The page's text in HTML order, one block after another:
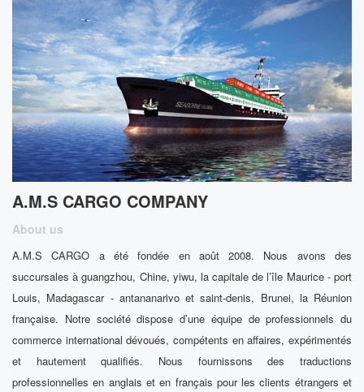
A.M.S CARGO COMPANY
About us
A.M.S CARGO a été fondée en août 2008. Nous avons des
succursales à guangzhou, Chine, yiwu, la capitale de l’île Maurice - port
Louis, Madagascar - antananarivo et saint-denis, Brunei, la Réunion
française. Notre société dispose d’une équipe de professionnels du
commerce international dévoués, compétents en affaires, expérimentés
et hautement qualifiés. Nous fournissons des traductions
professionnelles en anglais et en français pour les clients étrangers et